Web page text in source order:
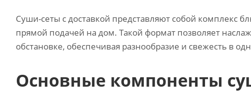
Суши-сеты с доставкой представляют собой комплекс
прямой подачей на дом. Такой формат позволяет
обстановке, обеспечивая разнообразие и свежесть в
Основные компоненты